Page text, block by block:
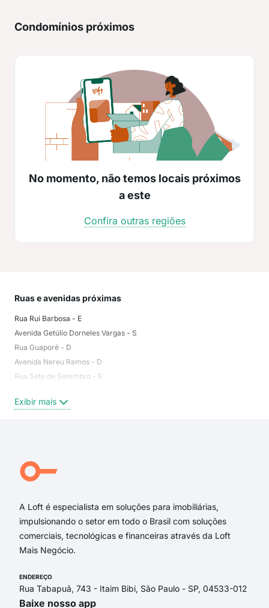
Condomínios próximos
No momento, não temos locais próximos
a este
Confira outras regiões
Ruas e avenidas próximas
Rua Rui Barbosa - E
Avenida Getúlio Dorneles Vargas - S
Rua Guaporé - D
Avenida Nereu Ramos - D
Rua Sete de Setembro - E
Rua Quintino Bocaiúva - E
Rua Benjamin Constant - D
Rua Quintino Bocaiúva - D
Exibir mais
A Loft é especialista em soluções para imobiliárias,
impulsionando o setor em todo o Brasil com soluções
comerciais, tecnológicas e financeiras através da Loft
Mais Negócio.
ENDEREÇO
Rua Tabapuã, 743 - Itaim Bibi, São Paulo - SP, 04533-012
Baixe nosso app